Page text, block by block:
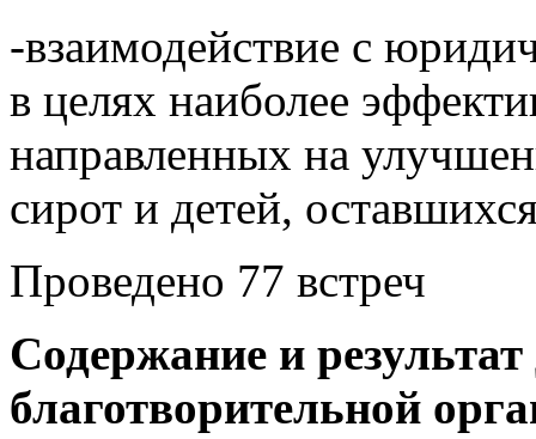
-взаимодействие с
в целях наиболее
направленных на
сирот и детей,
Проведено 77 встреч
Содержание и результат
благотворительной